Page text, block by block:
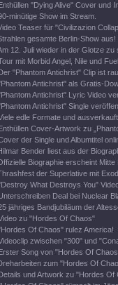
"Dying Alive" Cover und
minütige Show im Stream.
Teaser für "Civilizazion
gesamte Berlin-Show aus!
12. Juli wieder in der Glotze zu
mit Morbid Angel, Nile und
"Phantom Antichrist" Clip ist
Antichrist" als Gratis-
Antichrist" Lyric Video
Antichrist" Single
edle Formate und
Cover-Artwork zu
der Single und Albumtitel
Bender liest aus der
Biographie erscheint Mitte
der Superlative mit
What Destroys You"
Deal bei Nuclear
jähriges Bandjubiläum der
zu "Hordes Of Chaos"
Of Chaos" rulez America!
zwischen "300" und
Song von "Hordes Of
zum "Hordes Of
und Artwork zu "Hordes Of